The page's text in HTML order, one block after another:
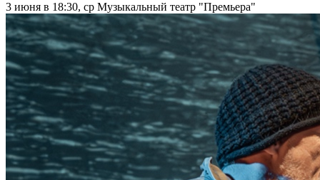
3 июня в 18:30, ср Музыкальный театр "Премьера"